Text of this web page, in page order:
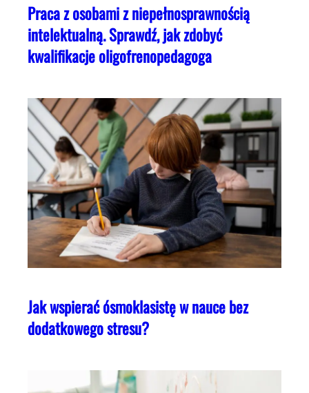
Praca z osobami z niepełnosprawnością
intelektualną. Sprawdź, jak zdobyć
kwalifikacje oligofrenopedagoga
Jak wspierać ósmoklasistę w nauce bez
dodatkowego stresu?